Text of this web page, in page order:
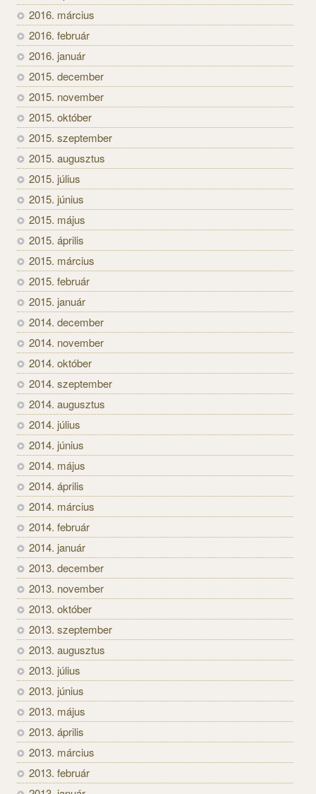
2016. március
2016. február
2016. január
2015. december
2015. november
2015. október
2015. szeptember
2015. augusztus
2015. július
2015. június
2015. május
2015. április
2015. március
2015. február
2015. január
2014. december
2014. november
2014. október
2014. szeptember
2014. augusztus
2014. július
2014. június
2014. május
2014. április
2014. március
2014. február
2014. január
2013. december
2013. november
2013. október
2013. szeptember
2013. augusztus
2013. július
2013. június
2013. május
2013. április
2013. március
2013. február